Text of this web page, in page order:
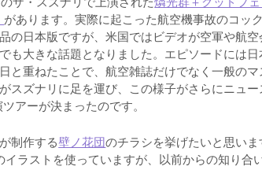
があります。実際に起こった航空機事故のコッ
の日本版ですが、米国ではビデオが空軍や航
も大きな話題となりました。エピソードには日
と重ねたことで、航空雑誌だけでなく一般のマ
スズナリに足を運び、この様子がさらにニュー
アーが決まったのです。
制作する壁ノ花団のチラシを挙げたいと思いま
ラストを使っていますが、以前からの知り合